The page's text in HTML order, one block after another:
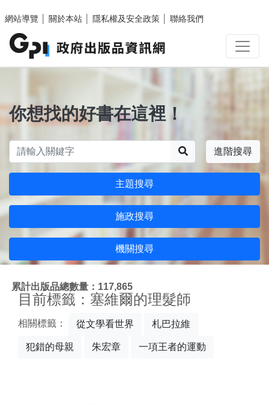
網站導覽
關於本站 隱私權及安全政策 聯絡我們
你想找的好書在這裡！
進階搜尋
主題搜尋
施政搜尋
機關搜尋
累計出版品總數量：117,865
目前標籤：塞維爾的理髮師
相關標籤： 從文學看世界 札巴拉維
犯錯的母親 朱宏章 一項王者的運動